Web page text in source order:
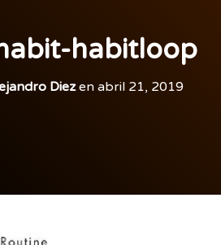
habitloop
Diezen abril 21, 2019